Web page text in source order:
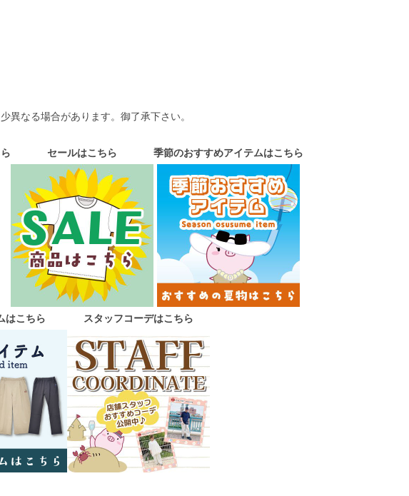
異なる場合があります。御了承下さい。
セールはこちら 季節のおすすめアイテムはこちら
はこちら スタッフコーデはこちら